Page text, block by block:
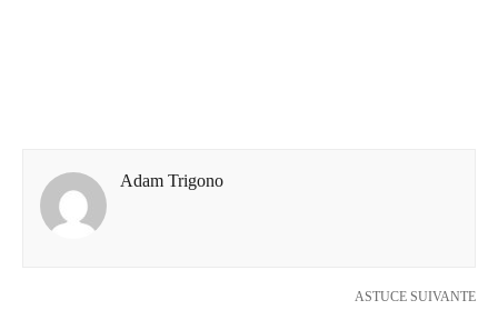
Adam Trigono
ASTUCE SUIVANTE